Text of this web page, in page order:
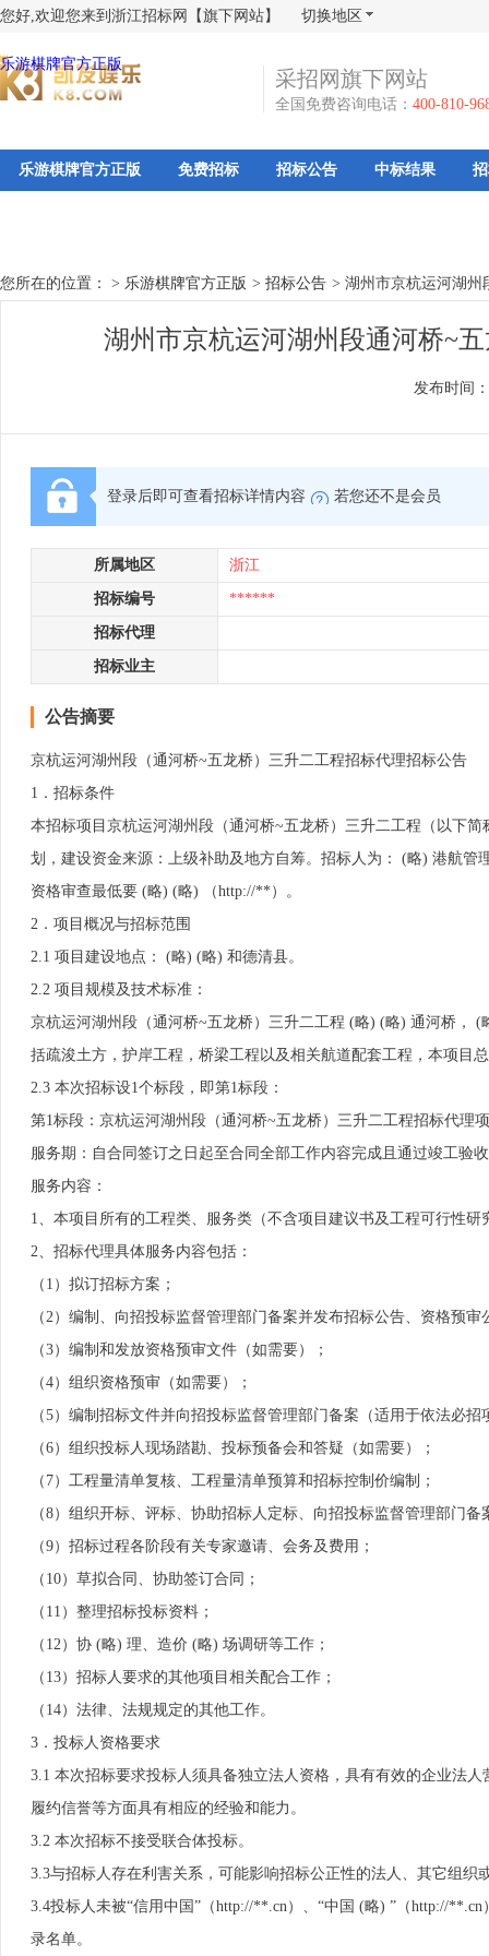
您好,欢迎您来到浙江招标网【旗下网站】 切换地区
乐游棋牌官方正版
采招网旗下网站
全国免费咨询电话： 400-810-
乐游棋牌官方正版 免费招标 招标公告 中标结果
您所在的位置： > 乐游棋牌官方正版 > 招标公告 > 湖州市京杭运河湖州
湖州市京杭运河湖州段通河桥~
发布时间：
登录后即可查看招标详情内容 若您还不是会员
所属地区 浙江
招标编号 ******
招标代理
招标业主
公告摘要
京杭运河湖州段（通河桥~五龙桥）三升二工程招标代理招标公告
1．招标条件
本招标项目京杭运河湖州段（通河桥~五龙桥）三升二工程（以下
划，建设资金来源：上级补助及地方自筹。招标人为： (略) 港航
资格审查最低要 (略) (略) （http://**）。
2．项目概况与招标范围
2.1 项目建设地点： (略) (略) 和德清县。
2.2 项目规模及技术标准：
京杭运河湖州段（通河桥~五龙桥）三升二工程 (略) (略) 通河桥，
括疏浚土方，护岸工程，桥梁工程以及相关航道配套工程，本项目
2.3 本次招标设1个标段，即第1标段：
第1标段：京杭运河湖州段（通河桥~五龙桥）三升二工程招标代理
服务期：自合同签订之日起至合同全部工作内容完成且通过竣工验
服务内容：
1、本项目所有的工程类、服务类（不含项目建议书及工程可行性
2、招标代理具体服务内容包括：
（1）拟订招标方案；
（2）编制、向招投标监督管理部门备案并发布招标公告、资格预
（3）编制和发放资格预审文件（如需要）；
（4）组织资格预审（如需要）；
（5）编制招标文件并向招投标监督管理部门备案（适用于依法必
（6）组织投标人现场踏勘、投标预备会和答疑（如需要）；
（7）工程量清单复核、工程量清单预算和招标控制价编制；
（8）组织开标、评标、协助招标人定标、向招投标监督管理部门
（9）招标过程各阶段有关专家邀请、会务及费用；
（10）草拟合同、协助签订合同；
（11）整理招标投标资料；
（12）协 (略) 理、造价 (略) 场调研等工作；
（13）招标人要求的其他项目相关配合工作；
（14）法律、法规规定的其他工作。
3．投标人资格要求
3.1 本次招标要求投标人须具备独立法人资格，具有有效的企业法
履约信誉等方面具有相应的经验和能力。
3.2 本次招标不接受联合体投标。
3.3与招标人存在利害关系，可能影响招标公正性的法人、其它组织
3.4投标人未被“信用中国”（http://**.cn）、“中国 (略) ”（http://
录名单。